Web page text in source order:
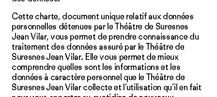
Cette charte, document unique relatif aux données
personnelles détenues par le Théâtre de Suresnes
Jean Vilar, vous permet de prendre connaissance du
traitement des données assuré par le Théâtre de
Suresnes Jean Vilar. Elle vous permet de mieux
comprendre quelles sont les informations et les
données à caractère personnel que le Théâtre de
Suresnes Jean Vilar collecte et l’utilisation qu’il en fait